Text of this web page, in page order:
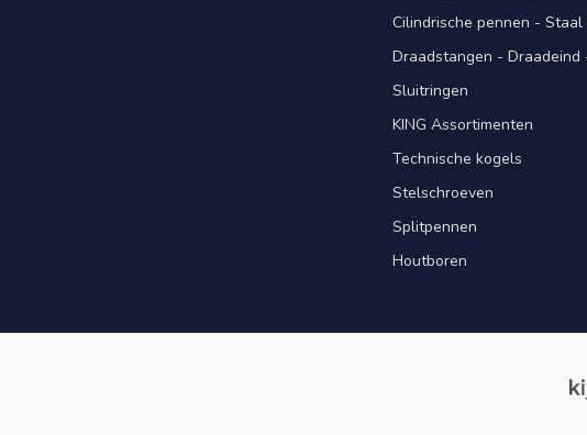
Cilindrische pennen - Staal
Draadstangen - Draadeind
Sluitringen
KING Assortimenten
Technische kogels
Stelschroeven
Splitpennen
Houtboren